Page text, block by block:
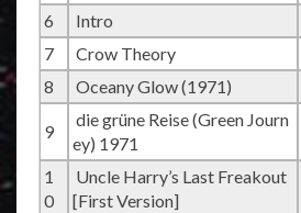
6
Intro
7
Crow Theory
8
Oceany Glow (1971)
9
die grüne Reise (Green Journ
ey) 1971
1
0
Uncle Harry’s Last Freakout
[First Version]